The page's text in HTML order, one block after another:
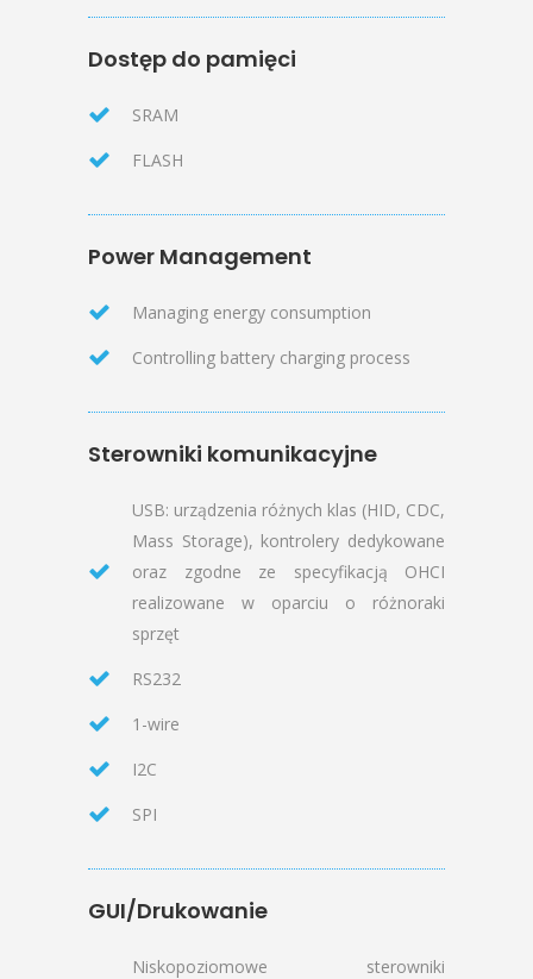
Dostęp do pamięci
SRAM
FLASH
Power Management
Managing energy consumption
Controlling battery charging process
Sterowniki komunikacyjne
USB: urządzenia różnych klas (HID, CDC,
Mass Storage), kontrolery dedykowane
oraz zgodne ze specyfikacją OHCI
realizowane w oparciu o różnoraki
sprzęt
RS232
1-wire
I2C
SPI
GUI/Drukowanie
Niskopoziomowe sterowniki